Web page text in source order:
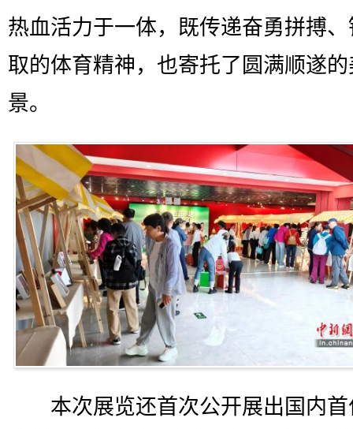
热血活力于一体，既传递奋勇拼搏
取的体育精神，也寄托了圆满顺遂
景。
本次展览还首次公开展出国内首